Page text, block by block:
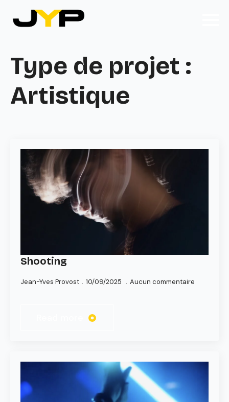
Type de projet :
Artistique
Shooting
Jean-Yves Provost 10/09/2025 Aucun commentaire